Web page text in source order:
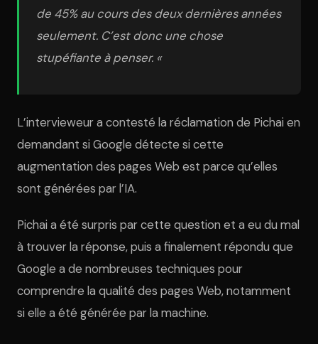
de 45% au cours des deux dernières années
seulement. C’est donc une chose
stupéfiante à penser. «
L’intervieweur a contesté la réclamation de Pichai en
demandant si Google détecte si cette
augmentation des pages Web est parce qu’elles
sont générées par l’IA.
Pichai a été surpris par cette question et a eu du mal
à trouver la réponse, puis a finalement répondu que
Google a de nombreuses techniques pour
comprendre la qualité des pages Web, notamment
si elle a été générée par la machine.